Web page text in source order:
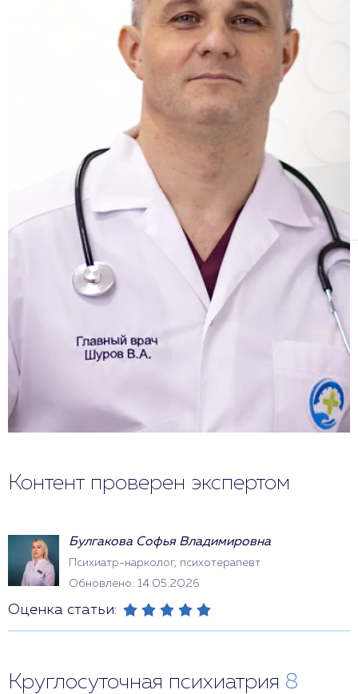
Контент проверен экспертом
Булгакова Софья Владимировна
Психиатр-нарколог, психотерапевт
Обновлено: 14.05.2026
Оценка статьи:
Круглосуточная психиатрия 8